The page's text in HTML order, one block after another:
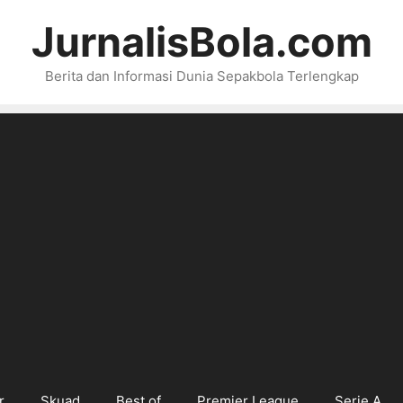
JurnalisBola.com
Berita dan Informasi Dunia Sepakbola Terlengkap